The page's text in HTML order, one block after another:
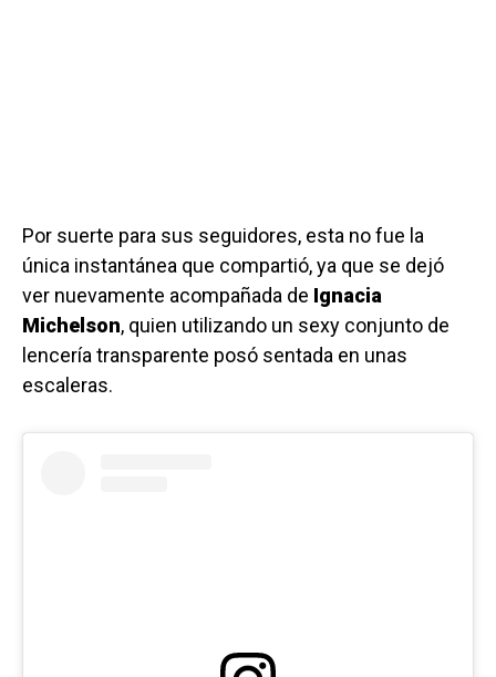
Por suerte para sus seguidores, esta no fue la
única instantánea que compartió, ya que se dejó
ver nuevamente acompañada de Ignacia
Michelson, quien utilizando un sexy conjunto de
lencería transparente posó sentada en unas
escaleras.